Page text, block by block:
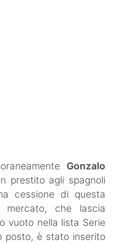
Gonzalo
prestito agli spagnoli
cessione di questa
mercato, che lascia
vuoto nella lista Serie
posto, è stato inserito